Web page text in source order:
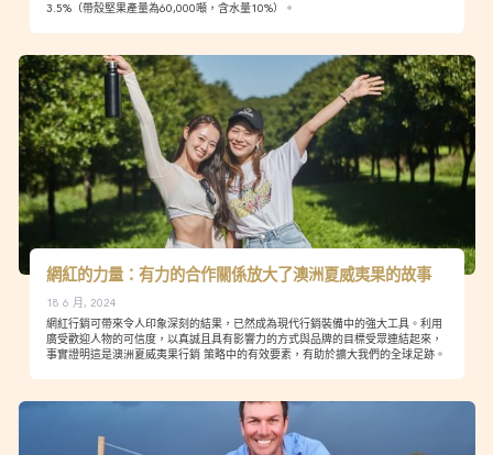
3.5%（帶殼堅果產量為60,000噸，含水量10%）。
網紅的力量：有力的合作關係放大了澳洲夏威夷果的故事
18 6 月, 2024
網紅行銷可帶來令人印象深刻的結果，已然成為現代行銷裝備中的強大工具。利用
廣受歡迎人物的可信度，以真誠且具有影響力的方式與品牌的目標受眾連結起來，
事實證明這是澳洲夏威夷果行銷 策略中的有效要素，有助於擴大我們的全球足跡。